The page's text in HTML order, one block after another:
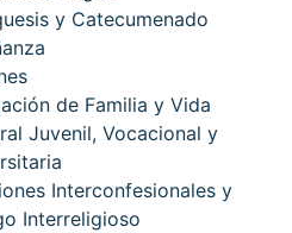
y Catecumenado
de Familia y Vida
Juvenil, Vocacional y
Interconfesionales y
Interreligioso